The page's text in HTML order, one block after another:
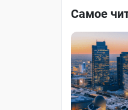
Самое